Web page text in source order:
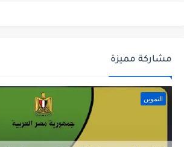
مشاركة مميزة
التموين